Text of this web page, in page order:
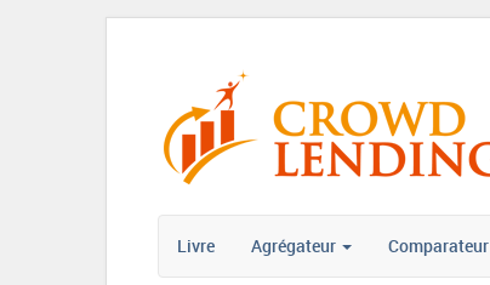
Livre Agrégateur Comparateur